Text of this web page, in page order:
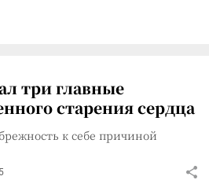
три главные
старения сердца
к себе причиной
5